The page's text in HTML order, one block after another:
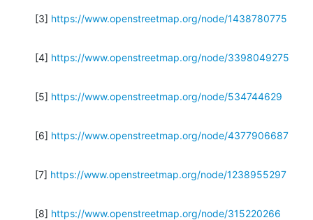
[3] https://www.openstreetmap.org/node/1438780775
[4] https://www.openstreetmap.org/node/3398049275
[5] https://www.openstreetmap.org/node/534744629
[6] https://www.openstreetmap.org/node/4377906687
[7] https://www.openstreetmap.org/node/1238955297
[8] https://www.openstreetmap.org/node/315220266